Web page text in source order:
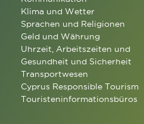
Klima und Wetter
Sprachen und Religionen
Geld und Währung
Uhrzeit, Arbeitszeiten und
Gesundheit und Sicherheit
Transportwesen
Cyprus Responsible Tourism
Touristeninformationsbüros